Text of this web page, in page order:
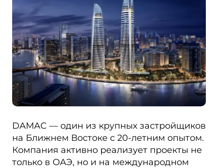
DAMAC — один из крупных застройщиков
на Ближнем Востоке с 20-летним опытом.
Компания активно реализует проекты не
только в ОАЭ, но и на международном